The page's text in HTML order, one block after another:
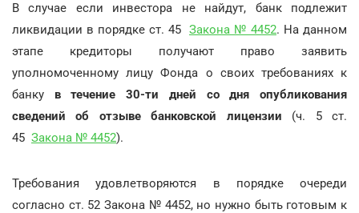
В случае если инвестора не найдут, банк подлежит
ликвидации в порядке ст. 45 Закона № 4452. На данном
этапе кредиторы получают право заявить
уполномоченному лицу Фонда о своих требованиях к
банку в течение 30-ти дней со дня опубликования
сведений об отзыве банковской лицензии (ч. 5 ст.
45 Закона № 4452).
Требования удовлетворяются в порядке очереди
согласно ст. 52 Закона № 4452, но нужно быть готовым к